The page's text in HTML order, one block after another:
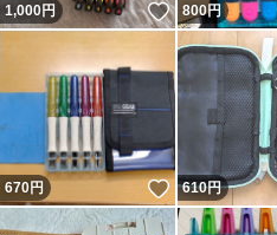
1,000円 いいね！
800円
670円 いいね！
610円